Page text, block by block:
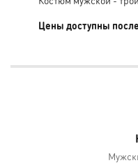
Цены доступны после